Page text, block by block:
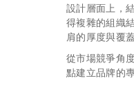
設計層面上，
得複雜的組織
肩的厚度與覆蓋
從市場競爭角
點建立品牌的